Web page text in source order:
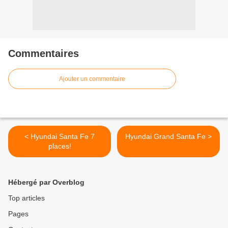
Commentaires
Ajouter un commentaire
< Hyundai Santa Fe 7
places!
Hyundai Grand Santa Fe >
Hébergé par Overblog
Top articles
Pages